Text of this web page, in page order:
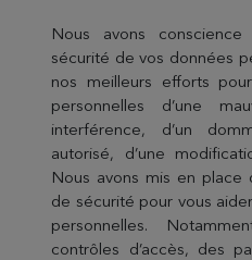
Nous avons
sécurité de vos données
nos meilleurs efforts
personnelles d’une
interférence, d’un
autorisé, d’une
Nous avons mis en place
de sécurité pour vous
personnelles.
contrôles d’accès, des